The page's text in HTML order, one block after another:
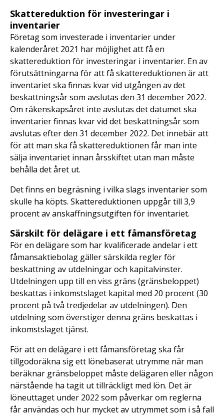
Skattereduktion för investeringar i
inventarier
Företag som investerade i inventarier under
kalenderåret 2021 har möjlighet att få en
skattereduktion för investeringar i inventarier. En av
förutsättningarna för att få skattereduktionen är att
inventariet ska finnas kvar vid utgången av det
beskattningsår som avslutas den 31 december 2022.
Om räkenskapsåret inte avslutas det datumet ska
inventarier finnas kvar vid det beskattningsår som
avslutas efter den 31 december 2022. Det innebär att
för att man ska få skattereduktionen får man inte
sälja inventariet innan årsskiftet utan man måste
behålla det året ut.
Det finns en begräsning i vilka slags inventarier som
skulle ha köpts. Skattereduktionen uppgår till 3,9
procent av anskaffningsutgiften för inventariet.
Särskilt för delägare i ett fåmansföretag
För en delägare som har kvalificerade andelar i ett
fåmansaktiebolag gäller särskilda regler för
beskattning av utdelningar och kapitalvinster.
Utdelningen upp till en viss gräns (gränsbeloppet)
beskattas i inkomstslaget kapital med 20 procent (30
procent på två tredjedelar av utdelningen). Den
utdelning som överstiger denna gräns beskattas i
inkomstslaget tjänst.
För att en delägare i ett fåmansföretag ska får
tillgodoräkna sig ett lönebaserat utrymme när man
beräknar gränsbeloppet måste delägaren eller någon
närstående ha tagit ut tillräckligt med lön. Det är
löneuttaget under 2022 som påverkar om reglerna
får användas och hur mycket av utrymmet som i så fall